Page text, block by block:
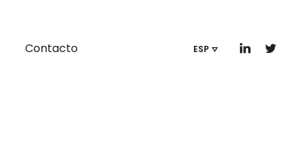
Contacto ESP